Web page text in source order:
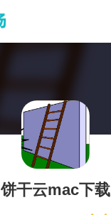
饼干云mac下载